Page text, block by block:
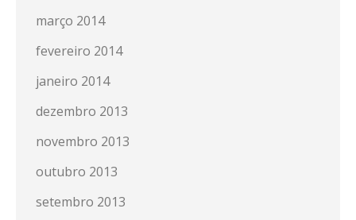
março 2014
fevereiro 2014
janeiro 2014
dezembro 2013
novembro 2013
outubro 2013
setembro 2013